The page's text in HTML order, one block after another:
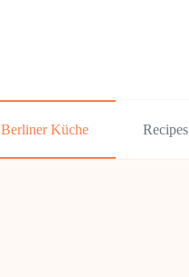
Berliner Küche Recipes